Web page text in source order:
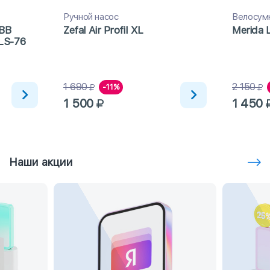
76
Ручной насос
Zefal Air Profil XL
1 690 -11%
1 500
Merida
2 150
1 450
Наши акции